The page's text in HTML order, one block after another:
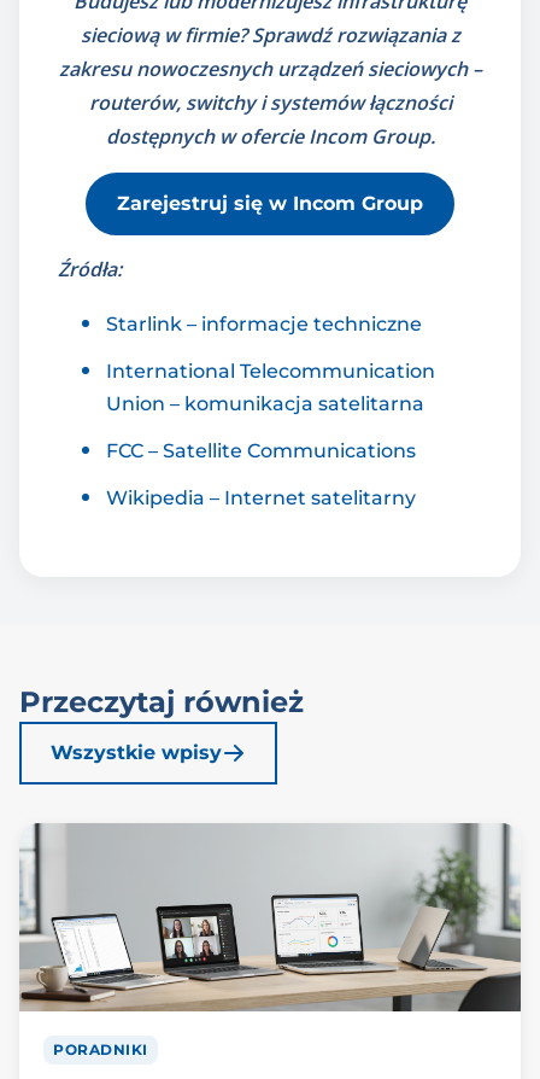
sieciową w firmie? Sprawdź rozwiązania z
zakresu nowoczesnych urządzeń sieciowych –
routerów, switchy i systemów łączności
dostępnych w ofercie Incom Group.
Zarejestruj się w Incom Group
Źródła:
Starlink – informacje techniczne
International Telecommunication
Union – komunikacja satelitarna
FCC – Satellite Communications
Wikipedia – Internet satelitarny
Przeczytaj również
Wszystkie wpisy
PORADNIKI